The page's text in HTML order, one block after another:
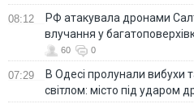
08:12
РФ атакувала дронами
влучання у
60 0
07:29
В Одесі пролунали вибухи
світлом: місто під ударом